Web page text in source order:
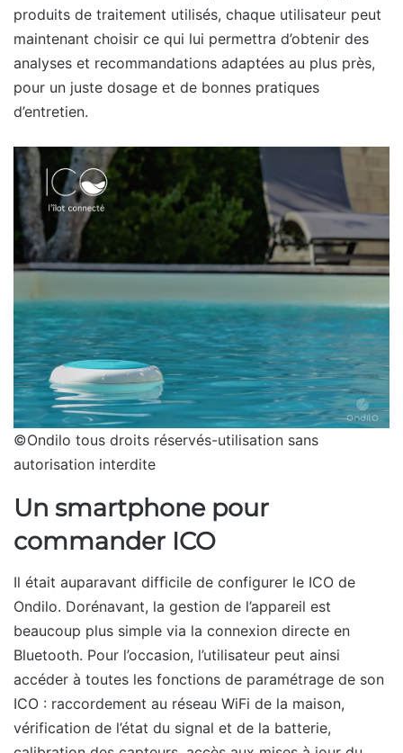
produits de traitement utilisés, chaque utilisateur peut
maintenant choisir ce qui lui permettra d’obtenir des
analyses et recommandations adaptées au plus près,
pour un juste dosage et de bonnes pratiques
d’entretien.
©Ondilo tous droits réservés-utilisation sans
autorisation interdite
Un smartphone pour
commander ICO
Il était auparavant difficile de configurer le ICO de
Ondilo. Dorénavant, la gestion de l’appareil est
beaucoup plus simple via la connexion directe en
Bluetooth. Pour l’occasion, l’utilisateur peut ainsi
accéder à toutes les fonctions de paramétrage de son
ICO : raccordement au réseau WiFi de la maison,
vérification de l’état du signal et de la batterie,